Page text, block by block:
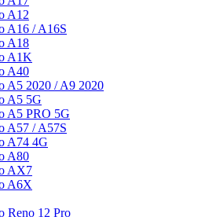
A12
A16 / A16S
A18
A1K
A40
A5 2020 / A9 2020
A5 5G
A5 PRO 5G
A57 / A57S
A74 4G
A80
AX7
A6X
Reno 12 Pro